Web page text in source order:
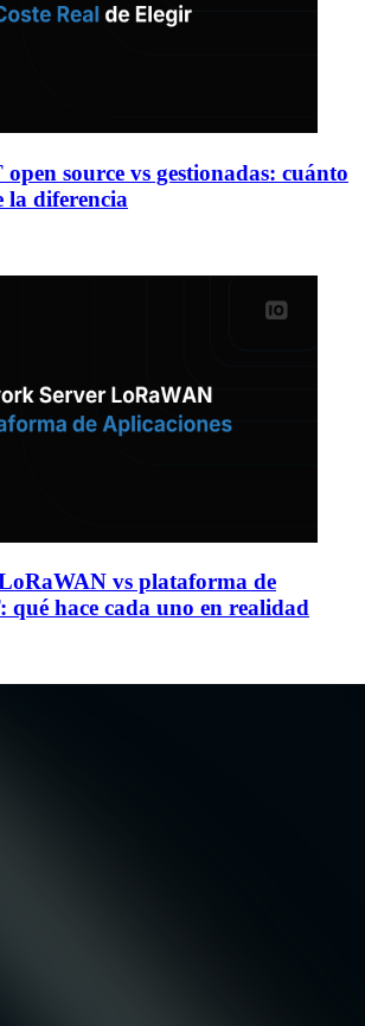
source vs gestionadas: cuánto
la diferencia
vs plataforma de
qué hace cada uno en realidad